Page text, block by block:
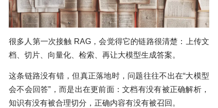
很多人第一次接触 RAG，会觉得它的链路很清楚：上传文
档、切片、向量化、检索、再让大模型生成答案。
这条链路没有错，但真正落地时，问题往往不出在“大模型
会不会回答”，而是出在更前面：文档有没有被正确解析，
知识有没有被合理切分，正确内容有没有被召回。